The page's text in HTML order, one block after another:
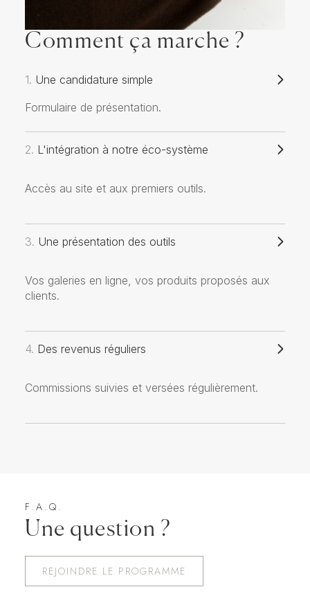
Comment ça marche ?
1. Une candidature simple
Formulaire de présentation.
2. L'intégration à notre éco-système
Accès au site et aux premiers outils.
3. Une présentation des outils
Vos galeries en ligne, vos produits proposés aux
clients.
4. Des revenus réguliers
Commissions suivies et versées régulièrement.
F.A.Q.
Une question ?
REJOINDRE LE PROGRAMME